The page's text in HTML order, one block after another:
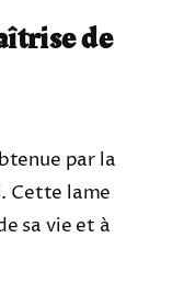
de
par la
Cette lame
sa vie et à